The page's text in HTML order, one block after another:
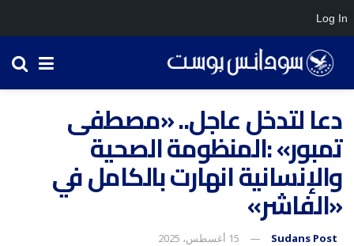
دعا لتدخل عاجل.. «مصطفى
تمبور» :المنظومة الصحية
والإنسانية انهارت بالكامل في
«الفاشر»
Sudans Post 15 أغسطس، 2025
Log In